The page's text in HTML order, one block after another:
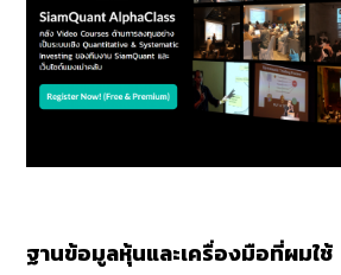
ฐานข้อมูลหุ้นและเครื่องมือที่ผมใช้